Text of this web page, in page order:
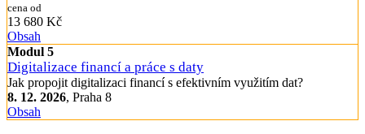
cena od
13 680 Kč
Obsah
Modul 5
Digitalizace financí a práce s daty
Jak propojit digitalizaci financí s efektivním využitím dat?
8. 12. 2026, Praha 8
Obsah